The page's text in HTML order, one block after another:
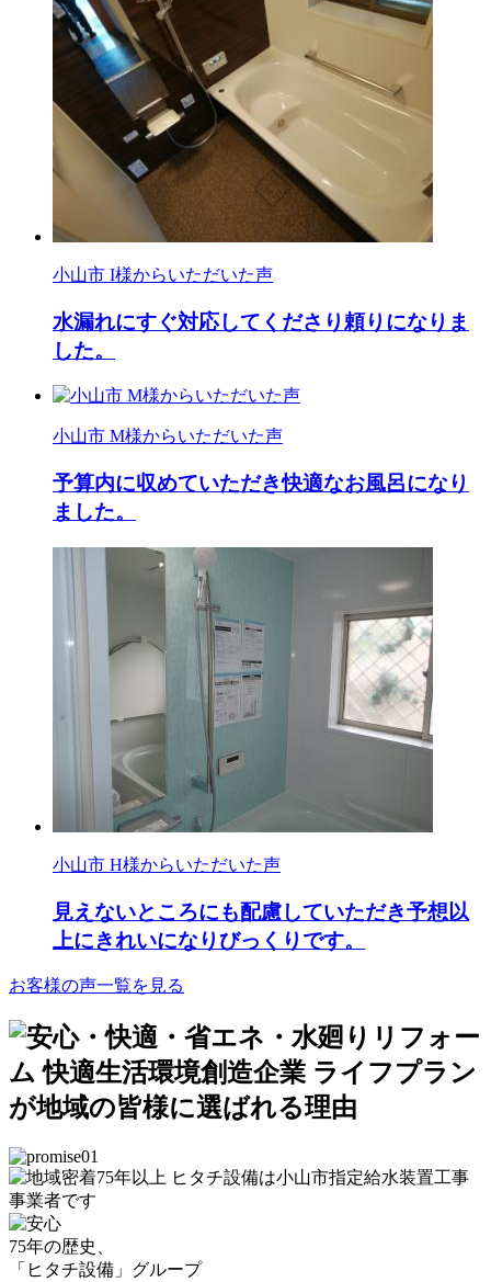
小山市 I様からいただいた声
水漏れにすぐ対応してくださり頼りになりま
した。
小山市 M様からいただいた声
予算内に収めていただき快適なお風呂になり
ました。
小山市 H様からいただいた声
見えないところにも配慮していただき予想以
上にきれいになりびっくりです。
お客様の声一覧を見る
75年の歴史、
「ヒタチ設備」グループ